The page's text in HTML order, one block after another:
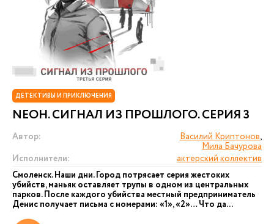
ДЕТЕКТИВЫ И ПРИКЛЮЧЕНИЯ
NEОН. СИГНАЛ ИЗ ПРОШЛОГО. СЕРИЯ 3
Автор: Василий Криптонов,
Мила Бачурова
Исполнители:
актерский коллектив
Смоленск. Наши дни. Город потрясает серия жестоких
убийств, маньяк оставляет трупы в одном из центральных
парков. После каждого убийства местный предприниматель
Денис получает письма с номерами: «1», «2»… Что да...